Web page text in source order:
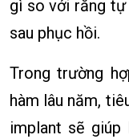
gì so với răng
sau phục hồi.
Trong trường
hàm lâu năm,
implant sẽ